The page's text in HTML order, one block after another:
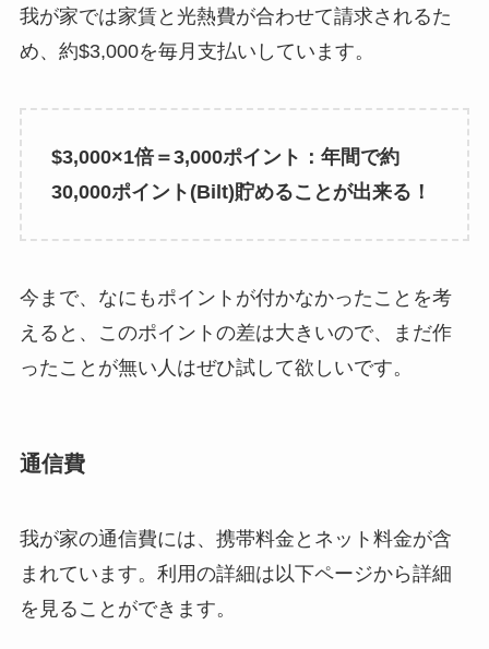
我が家では家賃と光熱費が合わせて請求されるた
め、約$3,000を毎月支払いしています。
$3,000×1倍＝3,000ポイント：年間で約
30,000ポイント(Bilt)貯めることが出来る！
今まで、なにもポイントが付かなかったことを考
えると、このポイントの差は大きいので、まだ作
ったことが無い人はぜひ試して欲しいです。
通信費
我が家の通信費には、携帯料金とネット料金が含
まれています。利用の詳細は以下ページから詳細
を見ることができます。